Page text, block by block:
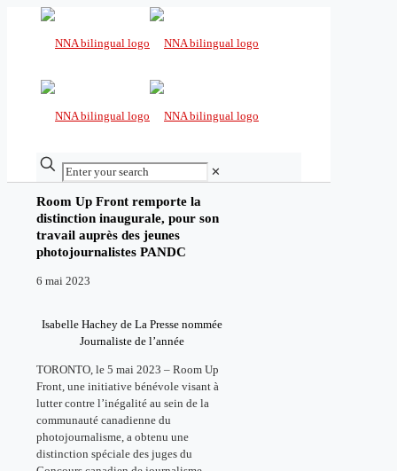
✕
Room Up Front remporte la
distinction inaugurale, pour son
travail auprès des jeunes
photojournalistes PANDC
6 mai 2023
Isabelle Hachey de La Presse nommée
Journaliste de l’année
TORONTO, le 5 mai 2023 – Room Up
Front, une initiative bénévole visant à
lutter contre l’inégalité au sein de la
communauté canadienne du
photojournalisme, a obtenu une
distinction spéciale des juges du